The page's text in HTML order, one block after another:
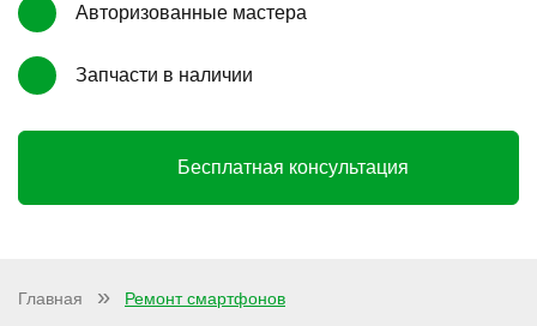
Авторизованные мастера
Запчасти в наличии
Бесплатная консультация
Главная Ремонт смартфонов